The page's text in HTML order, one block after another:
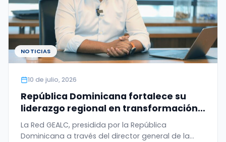
NOTICIAS
10 de julio, 2026
República Dominicana fortalece su
liderazgo regional en transformación
digital con el WSIS Prize 2026 otorgado
a la Red GEALC
La Red GEALC, presidida por la República
Dominicana a través del director general de la